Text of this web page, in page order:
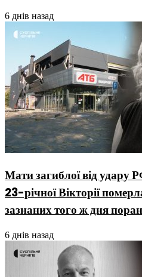
6 днів назад
Мати загиблої від удару
23-річної Вікторії
зазнаних того ж дня
6 днів назад